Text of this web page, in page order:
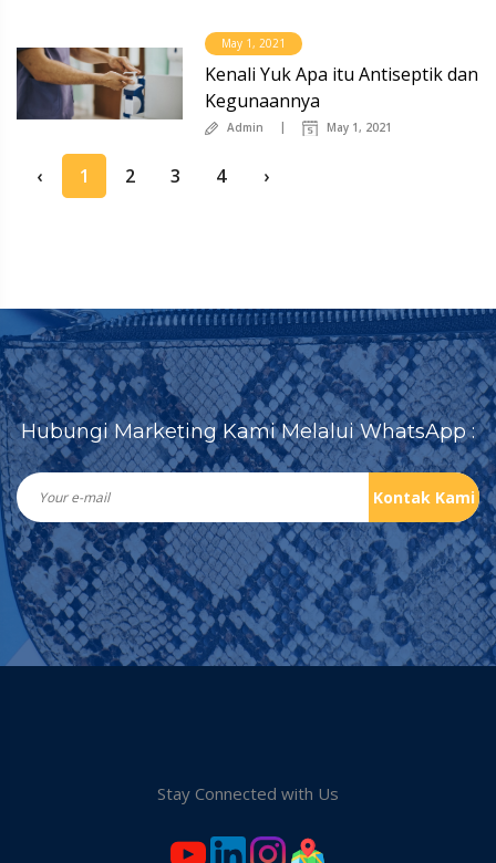
May 1, 2021
Kenali Yuk Apa itu Antiseptik dan
Kegunaannya
Admin May 1, 2021
‹ 1 2 3 4 ›
Hubungi Marketing Kami Melalui WhatsApp :
Kontak Kami
Stay Connected with Us